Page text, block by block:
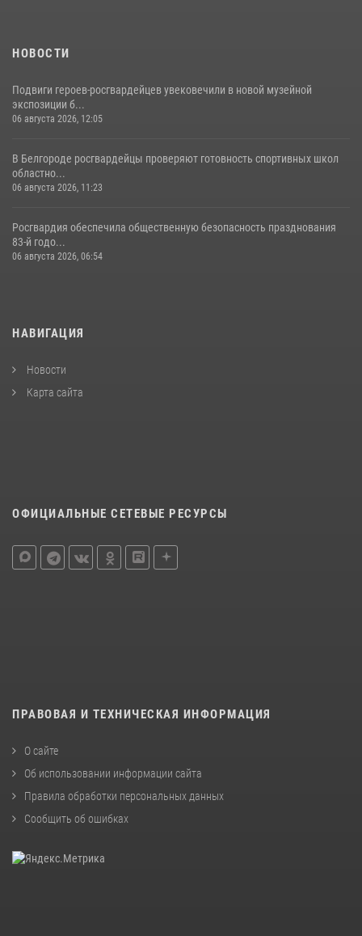
НОВОСТИ
Подвиги героев‑росгвардейцев увековечили в новой музейной
экспозиции б...
06 августа 2026, 12:05
В Белгороде росгвардейцы проверяют готовность спортивных школ
областно...
06 августа 2026, 11:23
Росгвардия обеспечила общественную безопасность празднования
83-й годо...
06 августа 2026, 06:54
НАВИГАЦИЯ
Новости
Карта сайта
ОФИЦИАЛЬНЫЕ СЕТЕВЫЕ РЕСУРСЫ
ПРАВОВАЯ И ТЕХНИЧЕСКАЯ ИНФОРМАЦИЯ
О сайте
Об использовании информации сайта
Правила обработки персональных данных
Сообщить об ошибках